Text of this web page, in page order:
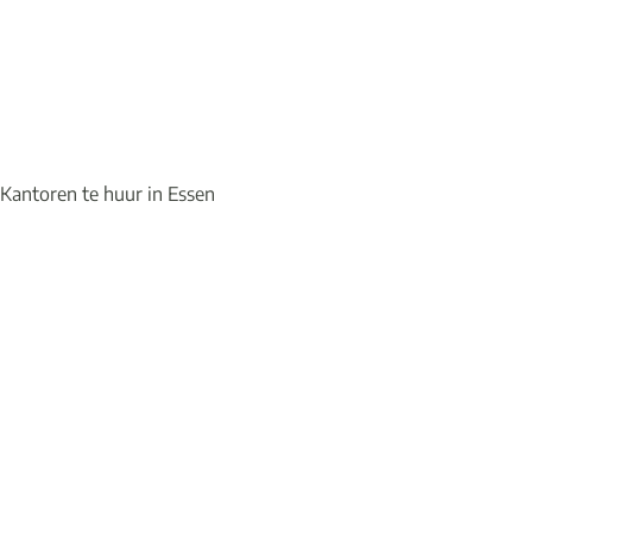
Kantoren te huur in Essen